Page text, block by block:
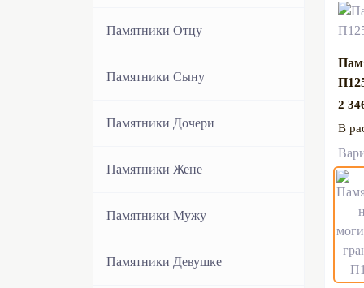
Памятники Отцу
Памятники Сыну
Памятники Дочери
Памятники Жене
Памятники Мужу
Памятники Девушке
2
В